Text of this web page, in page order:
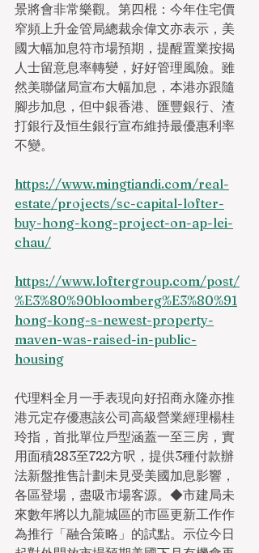
景將會非常樂觀。第四棍：今年住宅價
窄頻上升金管局總裁余偉文亦表示，美
國大幅加息符市場預期，提醒置業按揭
人士留意息率轉變，好好管理風險。雖
然美聯儲局宣布大幅加息，本港亦跟隨
腳步加息，但中銀香港、匯豐銀行、渣
打銀行及恒生銀行宣布維持最優惠利率
不變。
https://www.mingtiandi.com/real-
estate/projects/sc-capital-lofter-
buy-hong-kong-project-on-ap-lei-
chau/
https://www.loftergroup.com/post/
%E3%80%90bloomberg%E3%80%91
hong-kong-s-newest-property-
maven-was-raised-in-public-
housing
代理料全月一手表現向好招商永隆亦推
港元定存優惠該公司高級營業經理楊桂
玲指，首批單位戶型涵蓋一至三房，實
用面積283至722方呎，提供3種付款辦
法新盤推售計劃未見受美國加息影響，
各區登場，盡吸市場客源。◆市建局未
來數年將以九龍城區的市區更新工作作
為推行「融合策略」的試點。示位今日